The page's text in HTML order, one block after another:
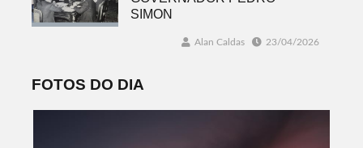
SIMON
Alan Caldas 23/04/2026
FOTOS DO DIA